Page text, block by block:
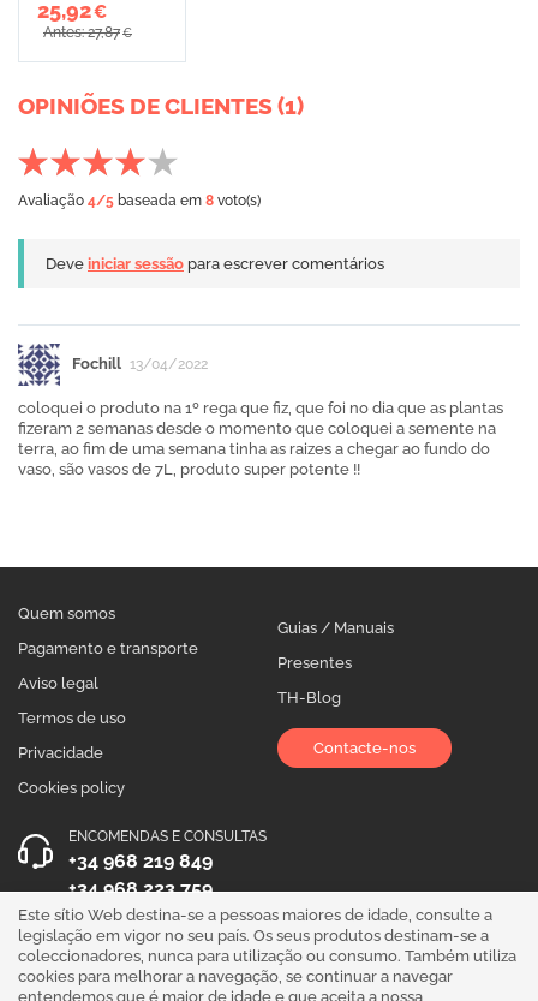
25,92€
Antes: 27,87€
OPINIÕES DE CLIENTES (1)
Avaliação 4/5 baseada em 8 voto(s)
Deve iniciar sessão para escrever comentários
Fochill 13/04/2022
coloquei o produto na 1º rega que fiz, que foi no dia que as plantas
fizeram 2 semanas desde o momento que coloquei a semente na
terra, ao fim de uma semana tinha as raizes a chegar ao fundo do
vaso, são vasos de 7L, produto super potente !!
Quem somos
Pagamento e transporte
Aviso legal
Termos de uso
Privacidade
Cookies policy
Guias / Manuais
Presentes
TH-Blog
Contacte-nos
ENCOMENDAS E CONSULTAS
+34 968 219 849
+34 968 223 759
HORÁRIO DE ATENDIMENTO
Segunda a Sexta 10:00 - 19:00
Este sítio Web destina-se a pessoas maiores de idade, consulte a
legislação em vigor no seu país. Os seus produtos destinam-se a
coleccionadores, nunca para utilização ou consumo. Também utiliza
cookies para melhorar a navegação, se continuar a navegar
entendemos que é maior de idade e que aceita a nossa